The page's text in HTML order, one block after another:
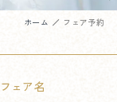
ホーム フェア予約
フェア名